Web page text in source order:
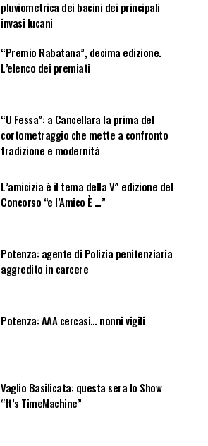
pluviometrica dei bacini dei principali
invasi lucani
“Premio Rabatana”, decima edizione.
L’elenco dei premiati
“U Fessa”: a Cancellara la prima del
cortometraggio che mette a confronto
tradizione e modernità
L’amicizia è il tema della V^ edizione del
Concorso “e l’Amico È …”
Potenza: agente di Polizia penitenziaria
aggredito in carcere
Potenza: AAA cercasi… nonni vigili
Vaglio Basilicata: questa sera lo Show
“It’s TimeMachine”